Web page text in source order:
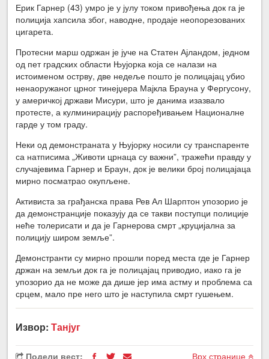
Ерик Гарнер (43) умро је у јулу током привођења док га је
полиција хапсила због, наводне, продаје неопорезованих
цигарета.
Протесни марш одржан је јуче на Статен Ајландом, једном
од пет градских области Њујорка која се налази на
истоименом острву, две недеље пошто је полицајац убио
ненаоружаног црног тинејџера Мајкла Брауна у Фергусону,
у америчкој држави Мисури, што је данима изазвало
протесте, а кулминирацију распоређивањем Националне
гарде у том граду.
Неки од демонстраната у Њујорку носили су транспаренте
са натписима „Животи црнаца су важни”, тражећи правду у
случајевима Гарнер и Браун, док је велики број полицајаца
мирно посматрао окупљене.
Активиста за грађанска права Рев Ал Шарптон упозорио је
да демонстранције показују да се такви поступци полиције
неће толерисати и да је Гарнерова смрт „круцијална за
полицију широм земље”.
Демонстранти су мирно прошли поред места где је Гарнер
држан на земљи док га је полицајац приводио, иако га је
упозорио да не може да дише јер има астму и проблема са
срцем, мало пре него што је наступила смрт гушењем.
Извор:Танјуг
Подели вест: Врх странице